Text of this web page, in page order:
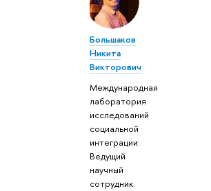
Большаков
Никита
Викторович
Международная
лаборатория
исследований
социальной
интеграции:
Ведущий
научный
сотрудник